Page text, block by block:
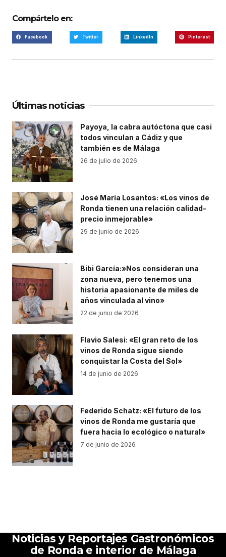
Compártelo en:
Facebook Twitter LinkedIn Pinterest
Últimas noticias
Payoya, la cabra autóctona que casi
todos vinculan a Cádiz y que
también es de Málaga
26 de julio de 2026
José María Losantos: «Los vinos de
Ronda tienen una relación calidad-
precio inmejorable»
29 de junio de 2026
Bibi García:»Nos consideran una
zona nueva, pero tenemos una
historia apasionante de miles de
años vinculada al vino»
22 de junio de 2026
Flavio Salesi: «El gran reto de los
vinos de Ronda sigue siendo
conquistar la Costa del Sol»
14 de junio de 2026
Federido Schatz: «El futuro de los
vinos de Ronda me gustaría que
fuera hacia lo ecológico o natural»
7 de junio de 2026
Noticias y Reportajes Gastronómicos
de Ronda e interior de Málaga